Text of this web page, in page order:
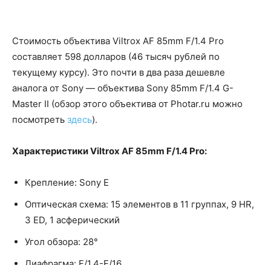
Стоимость объектива Viltrox AF 85mm F/1.4 Pro
составляет 598 долларов (46 тысяч рублей по
текущему курсу). Это почти в два раза дешевле
аналога от Sony — объектива Sony 85mm F/1.4 G-
Master II (обзор этого объектива от Photar.ru можно
посмотреть здесь).
Характеристики Viltrox AF 85mm F/1.4 Pro:
Крепление: Sony E
Оптическая схема: 15 элементов в 11 группах, 9 HR,
3 ED, 1 асферический
Угол обзора: 28°